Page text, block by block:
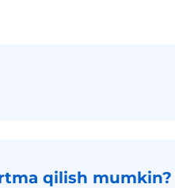
qilish mumkin?